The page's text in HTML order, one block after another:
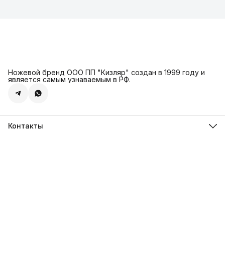
Ножевой бренд ООО ПП "Кизляр" создан в 1999 году и
является самым узнаваемым в РФ.
Контакты